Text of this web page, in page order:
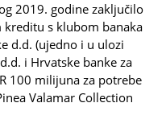
2019. godine zaključilo
s klubom banaka
d.d. (ujedno i u ulozi
i Hrvatske banke za
100 milijuna za potrebe
Valamar Collection